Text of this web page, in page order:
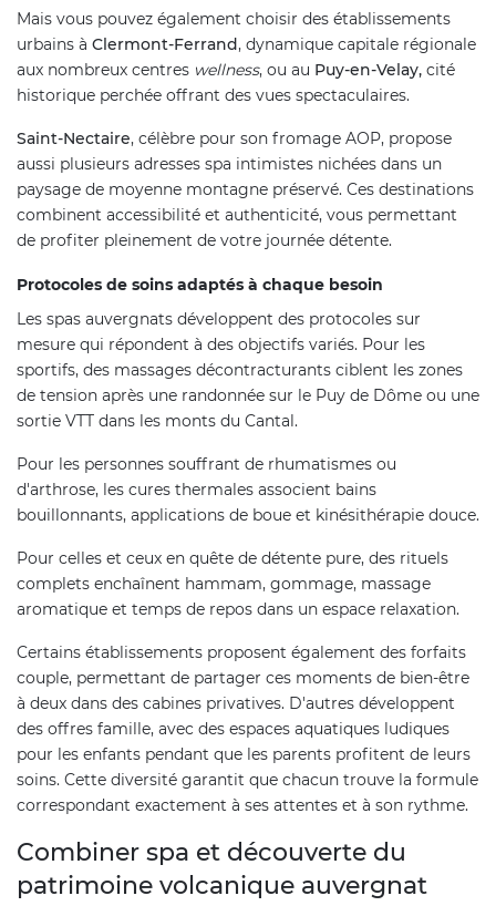
Mais vous pouvez également choisir des établissements
urbains à Clermont-Ferrand, dynamique capitale régionale
aux nombreux centres wellness, ou au Puy-en-Velay, cité
historique perchée offrant des vues spectaculaires.
Saint-Nectaire, célèbre pour son fromage AOP, propose
aussi plusieurs adresses spa intimistes nichées dans un
paysage de moyenne montagne préservé. Ces destinations
combinent accessibilité et authenticité, vous permettant
de profiter pleinement de votre journée détente.
Protocoles de soins adaptés à chaque besoin
Les spas auvergnats développent des protocoles sur
mesure qui répondent à des objectifs variés. Pour les
sportifs, des massages décontracturants ciblent les zones
de tension après une randonnée sur le Puy de Dôme ou une
sortie VTT dans les monts du Cantal.
Pour les personnes souffrant de rhumatismes ou
d'arthrose, les cures thermales associent bains
bouillonnants, applications de boue et kinésithérapie douce.
Pour celles et ceux en quête de détente pure, des rituels
complets enchaînent hammam, gommage, massage
aromatique et temps de repos dans un espace relaxation.
Certains établissements proposent également des forfaits
couple, permettant de partager ces moments de bien-être
à deux dans des cabines privatives. D'autres développent
des offres famille, avec des espaces aquatiques ludiques
pour les enfants pendant que les parents profitent de leurs
soins. Cette diversité garantit que chacun trouve la formule
correspondant exactement à ses attentes et à son rythme.
Combiner spa et découverte du
patrimoine volcanique auvergnat